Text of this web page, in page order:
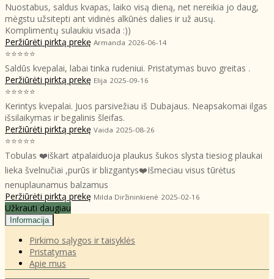
Nuostabus, saldus kvapas, laiko visą dieną, net nereikia jo daug,
mėgstu užsitepti ant vidinės alkūnės dalies ir už ausų.
Komplimentų sulaukiu visada :))
Peržiūrėti pirktą prekę Armanda 2026-06-14
⭐⭐⭐⭐⭐
Saldūs kvepalai, labai tinka rudeniui. Pristatymas buvo greitas .
Peržiūrėti pirktą prekę Elija 2025-09-16
⭐⭐⭐⭐⭐
Kerintys kvepalai. Juos parsivežiau iš Dubajaus. Neapsakomai ilgas
išsilaikymas ir begalinis šleifas.
Peržiūrėti pirktą prekę Vaida 2025-08-26
⭐⭐⭐⭐⭐
Tobulas ❤️iškart atpalaiduoja plaukus šukos slysta tiesiog plaukai
lieka švelnučiai ,purūs ir blizgantys❤️Išmeciau visus tūrėtus
nenuplaunamus balzamus
Peržiūrėti pirktą prekę Milda Diržininkienė 2025-02-16
Užkrauti daugiau
Informacija
Pirkimo sąlygos ir taisyklės
Pristatymas
Apie mus